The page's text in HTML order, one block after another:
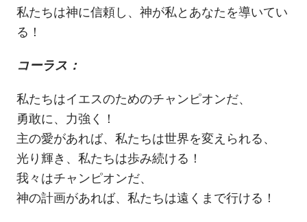
私たちは神に信頼し、神が私とあなたを導いてい
る！
コーラス：
私たちはイエスのためのチャンピオンだ、
勇敢に、力強く！
主の愛があれば、私たちは世界を変えられる、
光り輝き、私たちは歩み続ける！
我々はチャンピオンだ、
神の計画があれば、私たちは遠くまで行ける！